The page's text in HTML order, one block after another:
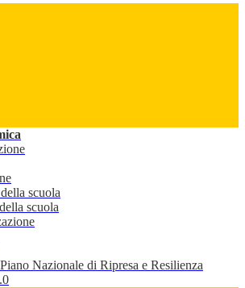
scuola
scuola
Nazionale di Ripresa e Resilienza